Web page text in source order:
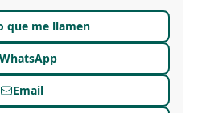
que me llamen
WhatsApp
Email